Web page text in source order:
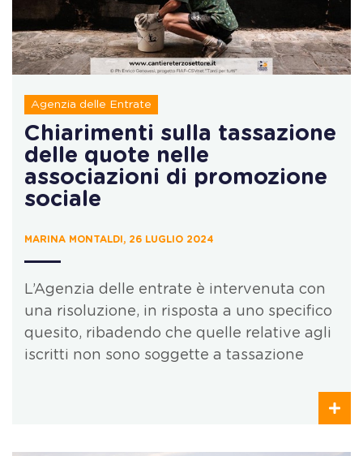
Agenzia delle Entrate
Chiarimenti sulla tassazione
delle quote nelle
associazioni di promozione
sociale
MARINA MONTALDI, 26 LUGLIO 2024
L’Agenzia delle entrate è intervenuta con
una risoluzione, in risposta a uno specifico
quesito, ribadendo che quelle relative agli
iscritti non sono soggette a tassazione